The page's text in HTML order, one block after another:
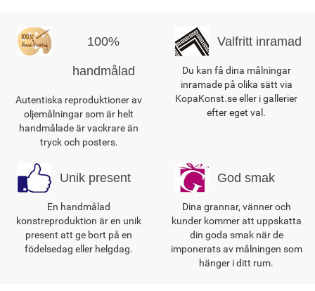
100%
handmålad
Autentiska reproduktioner av
oljemålningar som är helt
handmålade är vackrare än
tryck och posters.
Valfritt inramad
Du kan få dina målningar
inramade på olika sätt via
KopaKonst.se eller i gallerier
efter eget val.
Unik present
En handmålad
konstreproduktion är en unik
present att ge bort på en
födelsedag eller helgdag.
God smak
Dina grannar, vänner och
kunder kommer att uppskatta
din goda smak när de
imponerats av målningen som
hänger i ditt rum.